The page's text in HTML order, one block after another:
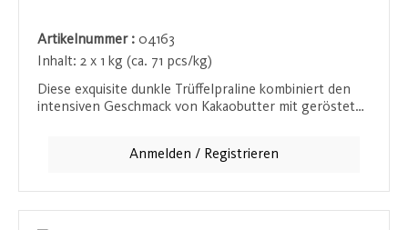
Artikelnummer : 04163
Inhalt: 2 x 1 kg (ca. 71 pcs/kg)
Diese exquisite dunkle Trüffelpraline kombiniert den
intensiven Geschmack von Kakaobutter mit gerösteten
Bissen voll zur Geltung kommt. Ein wahrer Genuss für
Geschmack von hochwertiger Schokolade lieben.
Anmelden / Registrieren